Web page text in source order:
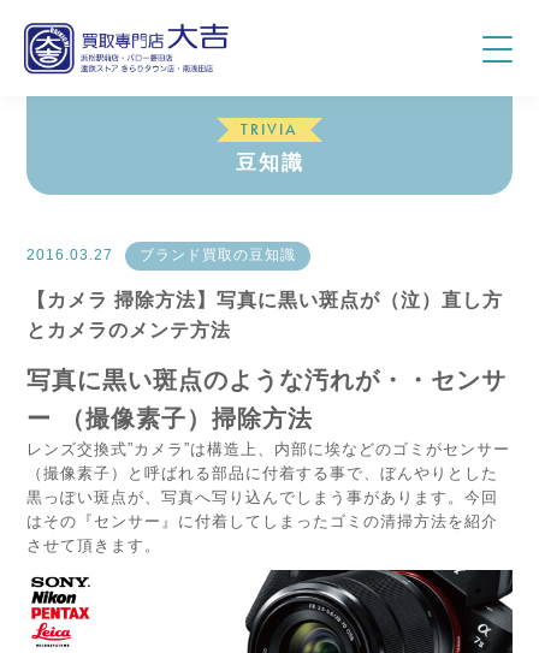
TRIVIA
豆知識
2016.03.27 ブランド買取の豆知識
【カメラ 掃除方法】写真に黒い斑点が（泣）直し方
とカメラのメンテ方法
写真に黒い斑点のような汚れが・・センサ
ー （撮像素子）掃除方法
レンズ交換式”カメラ”は構造上、内部に埃などのゴミがセンサー
（撮像素子）と呼ばれる部品に付着する事で、ぼんやりとした
黒っぽい斑点が、写真へ写り込んでしまう事があります。今回
はその『センサー』に付着してしまったゴミの清掃方法を紹介
させて頂きます。